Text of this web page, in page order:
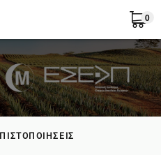
Υποβολή
0
ΠΙΣΤΟΠΟΙΗΣΕΙΣ